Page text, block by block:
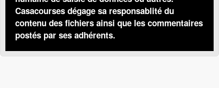
Casacourses dégage sa responsablité du
contenu des fichiers ainsi que les commentaires
postés par ses adhérents.